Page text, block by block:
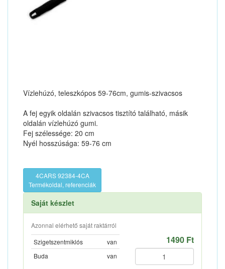
Vízlehúzó, teleszkópos 59-76cm, gumis-szivacsos
A fej egyik oldalán szivacsos tisztító található, másik
oldalán vízlehúzó gumi.
Fej szélessége: 20 cm
Nyél hosszúsága: 59-76 cm
4CARS 92384-4CA
Termékoldal, referenciák
Saját készlet
Azonnal elérhető saját raktárról
Szigetszentmiklós
van
Buda
van
1490 Ft